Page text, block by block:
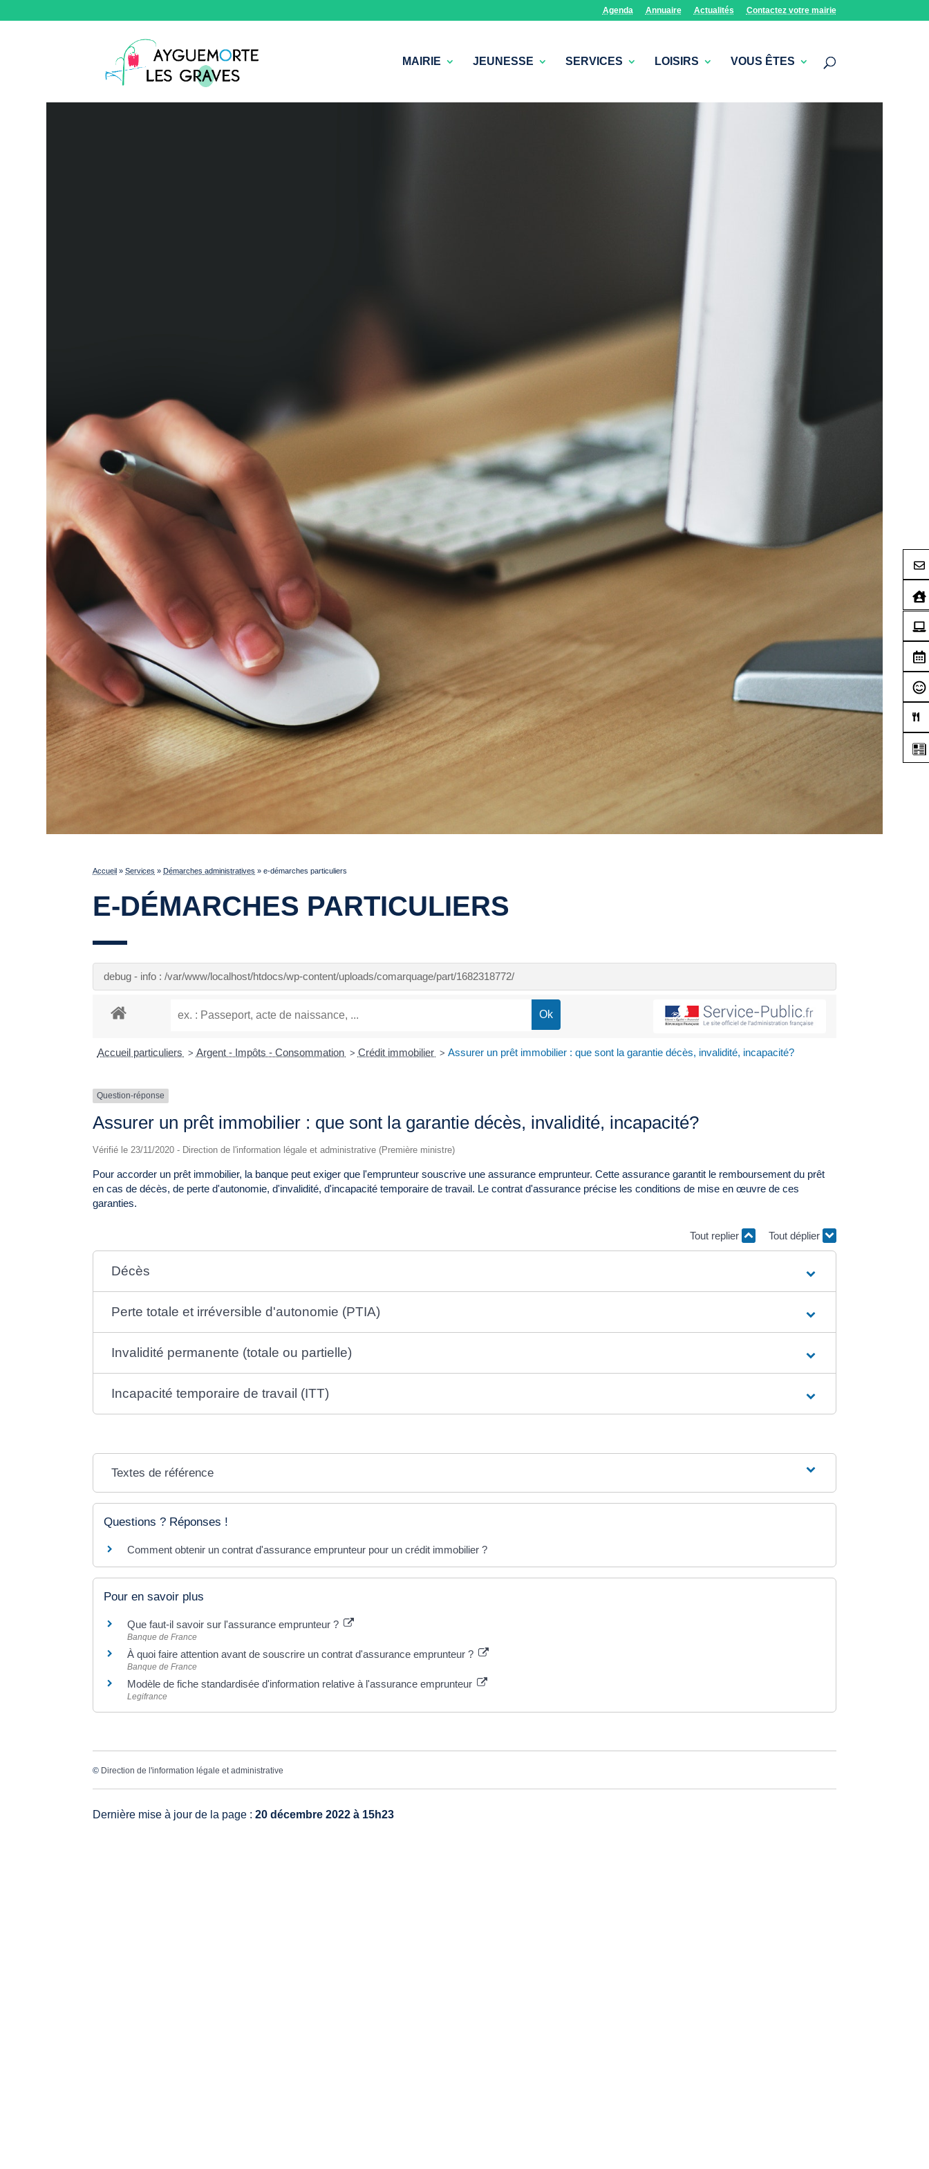
Agenda Annuaire Actualités Contactez votre mairie
MAIRIE JEUNESSE SERVICES LOISIRS VOUS ÊTES
Accueil »Services » Démarches administratives »e-démarches particuliers
E-DÉMARCHES PARTICULIERS
debug - info : /var/www/localhost/htdocs/wp-content/uploads/comarquage/part/1682318772/
Accueil particuliers > Argent - Impôts - Consommation > Crédit immobilier > Assurer un prêt immobilier : que sont la garantie décès, invalidité, incapacité?
Question-réponse
Assurer un prêt immobilier : que sont la garantie décès, invalidité, incapacité?
Vérifié le 23/11/2020 - Direction de l'information légale et administrative (Première ministre)
Pour accorder un prêt immobilier, la banque peut exiger que l'emprunteur souscrive une assurance emprunteur. Cette assurance garantit le remboursement du prêt
en cas de décès, de perte d'autonomie, d'invalidité, d'incapacité temporaire de travail. Le contrat d'assurance précise les conditions de mise en œuvre de ces
garanties.
Tout replier Tout déplier
Décès
Perte totale et irréversible d'autonomie (PTIA)
Invalidité permanente (totale ou partielle)
Incapacité temporaire de travail (ITT)
Textes de référence
Questions ? Réponses !
Comment obtenir un contrat d'assurance emprunteur pour un crédit immobilier ?
Pour en savoir plus
Que faut-il savoir sur l'assurance emprunteur ?
Banque de France
À quoi faire attention avant de souscrire un contrat d'assurance emprunteur ?
Banque de France
Modèle de fiche standardisée d'information relative à l'assurance emprunteur
Legifrance
© Direction de l'information légale et administrative
Dernière mise à jour de la page :20 décembre 2022 à 15h23